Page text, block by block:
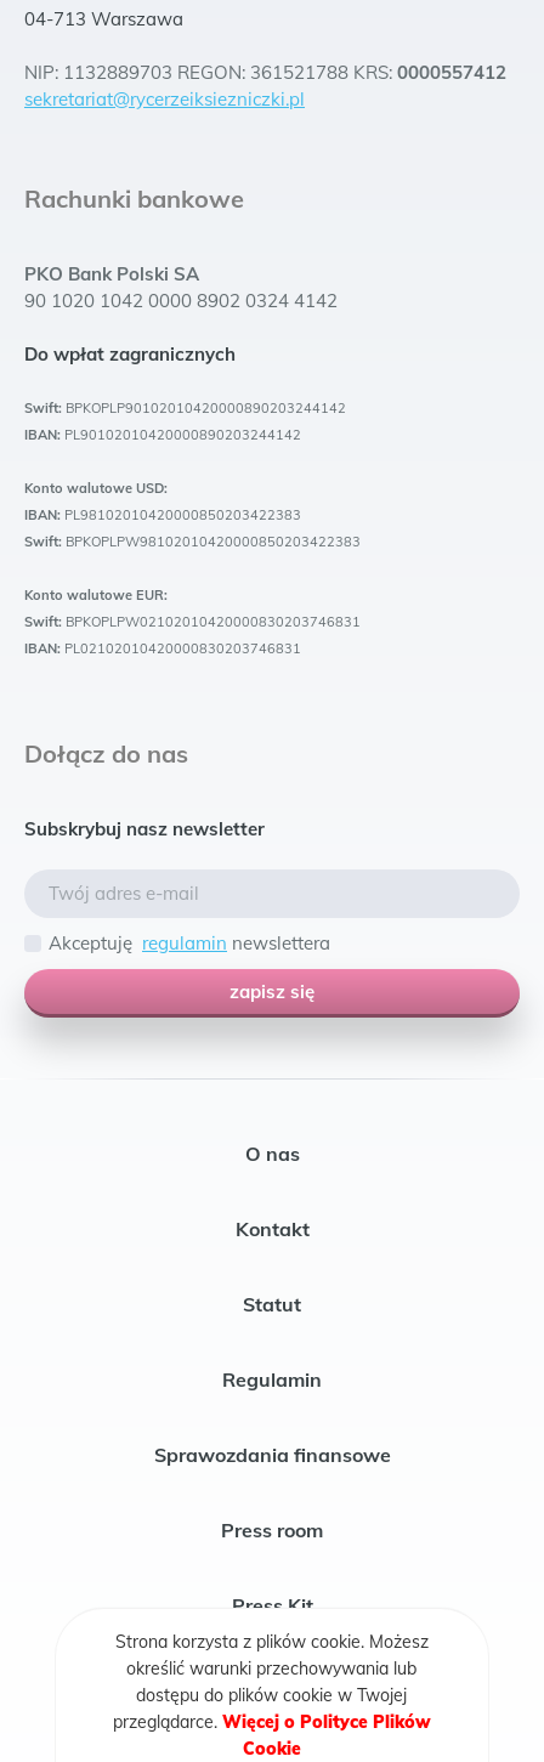
04-713 Warszawa
NIP: 1132889703 REGON: 361521788 KRS: 0000557412
sekretariat@rycerzeiksiezniczki.pl
Rachunki bankowe
PKO Bank Polski SA
90 1020 1042 0000 8902 0324 4142
Do wpłat zagranicznych
Swift: BPKOPLP90102010420000890203244142
IBAN: PL90102010420000890203244142
Konto walutowe USD:
IBAN: PL98102010420000850203422383
Swift: BPKOPLPW98102010420000850203422383
Konto walutowe EUR:
Swift: BPKOPLPW02102010420000830203746831
IBAN: PL02102010420000830203746831
Dołącz do nas
Subskrybuj nasz newsletter
Akceptuję regulamin newslettera
zapisz się
O nas
Kontakt
Statut
Regulamin
Sprawozdania finansowe
Press room
Press Kit
Publikacje
Strona korzysta z plików cookie. Możesz
określić warunki przechowywania lub
dostępu do plików cookie w Twojej
przeglądarce. Więcej o Polityce Plików
Cookie